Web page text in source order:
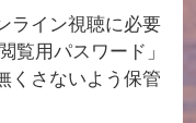
ライン視聴に必要
覧用パスワード」
くさないよう保管